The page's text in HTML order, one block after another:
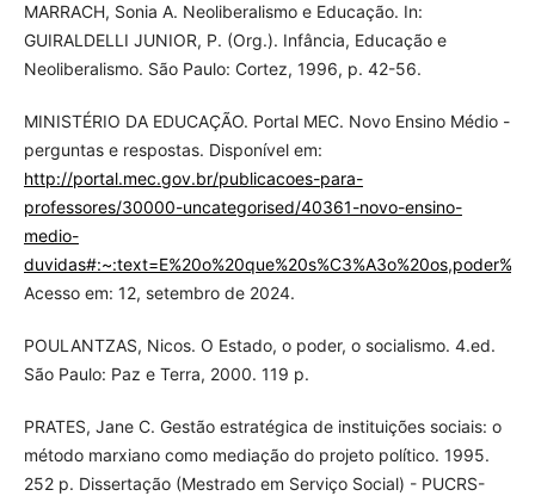
MARRACH, Sonia A. Neoliberalismo e Educação. In:
GUIRALDELLI JUNIOR, P. (Org.). Infância, Educação e
Neoliberalismo. São Paulo: Cortez, 1996, p. 42-56.
MINISTÉRIO DA EDUCAÇÃO. Portal MEC. Novo Ensino Médio -
perguntas e respostas. Disponível em:
http://portal.mec.gov.br/publicacoes-para-
professores/30000-uncategorised/40361-novo-ensino-
medio-
Acesso em: 12, setembro de 2024.
POULANTZAS, Nicos. O Estado, o poder, o socialismo. 4.ed.
São Paulo: Paz e Terra, 2000. 119 p.
PRATES, Jane C. Gestão estratégica de instituições sociais: o
método marxiano como mediação do projeto político. 1995.
252 p. Dissertação (Mestrado em Serviço Social) - PUCRS-